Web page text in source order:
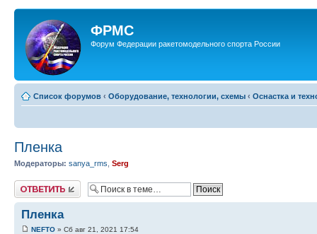
ФРМС
Форум Федерации ракетомодельного спорта России
Список форумов ‹ Оборудование, технологии, схемы ‹ Оснастка и
Пленка
Модераторы: sanya_rms Serg
Ответить
Пленка
NEFTO » Сб авг 21, 2021 17:54